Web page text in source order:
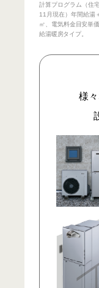
計算プログラム（住
11月現在）年間給湯
㎥、電気料金目安単
給湯暖房タイプ。
様